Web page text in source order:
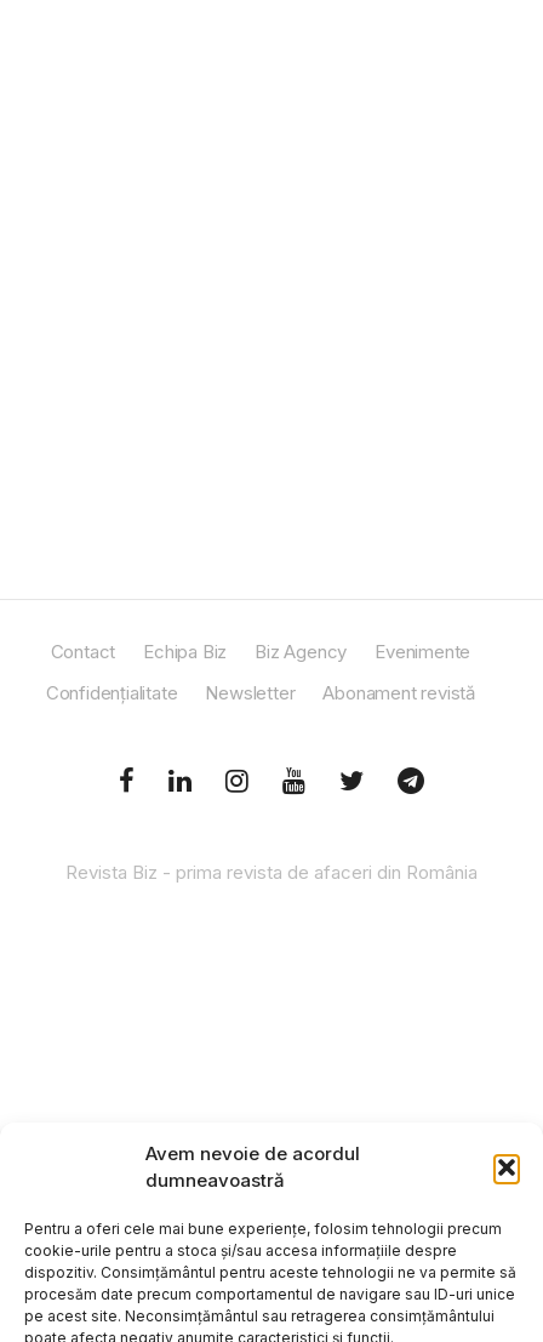
Avem nevoie de acordul
dumneavoastră
Pentru a oferi cele mai bune experiențe, folosim tehnologii precum
cookie-urile pentru a stoca și/sau accesa informațiile despre
dispozitiv. Consimțământul pentru aceste tehnologii ne va permite să
procesăm date precum comportamentul de navigare sau ID-uri unice
pe acest site. Neconsimțământul sau retragerea consimțământului
poate afecta negativ anumite caracteristici și funcții.
Contact Echipa Biz Biz Agency
Evenimente
Confidențialitate
Newsletter Abonament revistă
Revista Biz - prima revista de afaceri din România